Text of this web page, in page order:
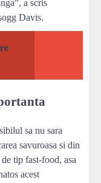
a scris
Davis.
sa nu sara
savuroasa si din
tip fast-food, asa
acest